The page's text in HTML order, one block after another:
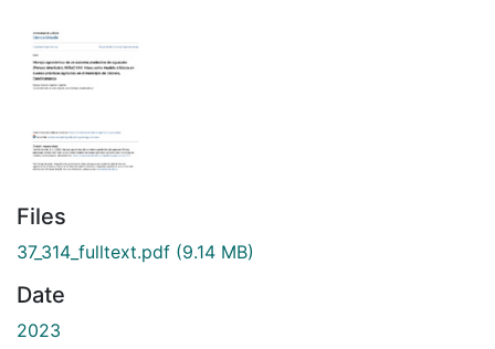
Files
37_314_fulltext.pdf (9.14 MB)
Date
2023